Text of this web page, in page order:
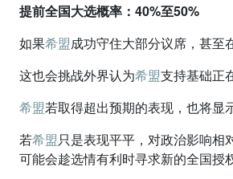
提前全国大选概率：40%至50%
如果希盟成功守住大部分议席，甚至
这也会挑战外界认为希盟支持基础正
希盟若取得超出预期的表现，也将显
若希盟只是表现平平，对政治影响相
可能会趁选情有利时寻求新的全国授权